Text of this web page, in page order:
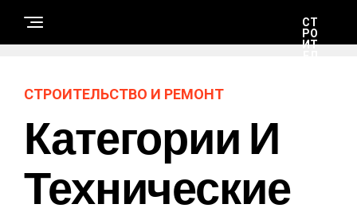
СТ
РО
ИТ
СТРОИТЕЛЬСТВО И РЕМОНТ
Категории И
Технические